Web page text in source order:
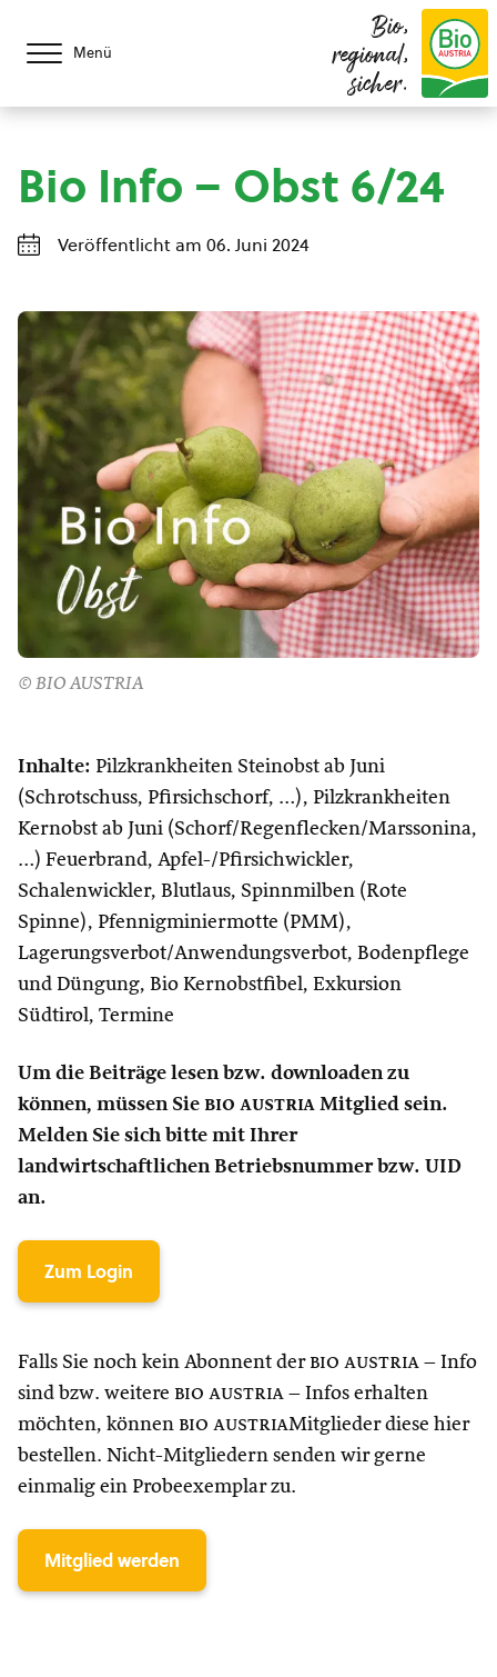
Menü
Bio,
regional,
sicher.
Bio Info – Obst 6/24
Veröffentlicht am 06. Juni 2024
© BIO AUSTRIA
Inhalte: Pilzkrankheiten Steinobst ab Juni
(Schrotschuss, Pfirsichschorf, …), Pilzkrankheiten
Kernobst ab Juni (Schorf/Regenflecken/Marssonina,
…) Feuerbrand, Apfel-/Pfirsichwickler,
Schalenwickler, Blutlaus, Spinnmilben (Rote
Spinne), Pfennigminiermotte (PMM),
Lagerungsverbot/Anwendungsverbot, Bodenpflege
und Düngung, Bio Kernobstfibel, Exkursion
Südtirol, Termine
Um die Beiträge lesen bzw. downloaden zu
können, müssen Sie bio austria Mitglied sein.
Melden Sie sich bitte mit Ihrer
landwirtschaftlichen Betriebsnummer bzw. UID
an.
Zum Login
Falls Sie noch kein Abonnent der bio austria – Info
sind bzw. weitere bio austria – Infos erhalten
möchten, können bio austriaMitglieder diese hier
bestellen. Nicht-Mitgliedern senden wir gerne
einmalig ein Probeexemplar zu.
Mitglied werden